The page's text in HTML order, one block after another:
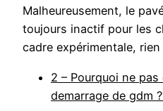
Malheureusement, le
toujours inactif pour les
cadre expérimentale,
2 – Pourquoi ne
demarrage de gdm